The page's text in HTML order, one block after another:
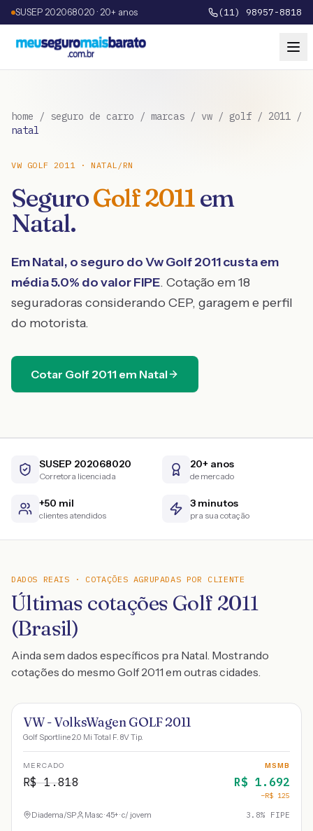
SUSEP 202068020 · 20+ anos (11) 98957-8818
home / seguro de carro / marcas / vw / golf / 2011 /
natal
VW GOLF 2011·NATAL /RN
SeguroGolf2011em
Natal.
EmNatal, o seguro doVwGolf2011custa em
média5.0% do valor FIPE. Cotação em 18
seguradoras considerando CEP, garagem e perfil
do motorista.
Cotar Golf 2011 em Natal
SUSEP 202068020
Corretora licenciada
20+ anos
de mercado
+50 mil
clientes atendidos
3 minutos
pra sua cotação
DADOS REAIS · COTAÇÕES AGRUPADAS POR CLIENTE
Últimas cotações Golf 2011
(Brasil)
Ainda sem dados específicos pra Natal. Mostrando
cotações do mesmo Golf 2011 em outras cidades.
VW - VolksWagen GOLF 2011
Golf Sportline 2.0 Mi Total F. 8V Tip.
MERCADO
R$1.818
MSMB
R$ 1.692
−R$ 125
Diadema/SP Masc · 45+ · c/ jovem 3.8% FIPE